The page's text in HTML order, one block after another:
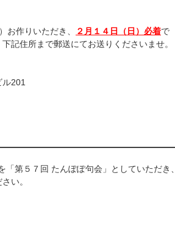
お作りいただき、 ２月１４日（日）必着で
記住所まで郵送にてお送りくださいませ。
201
第５７回 たんぽぽ句会」としていただき、
い。